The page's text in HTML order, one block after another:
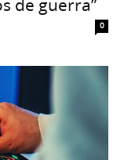
de guerra”
0